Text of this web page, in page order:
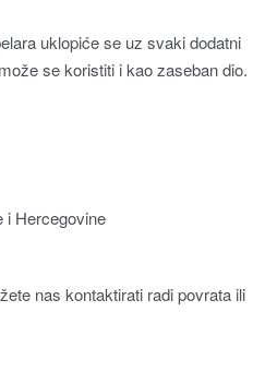
uklopiće se uz svaki dodatni
se koristiti i kao zaseban dio.
i Hercegovine
nas kontaktirati radi povrata ili